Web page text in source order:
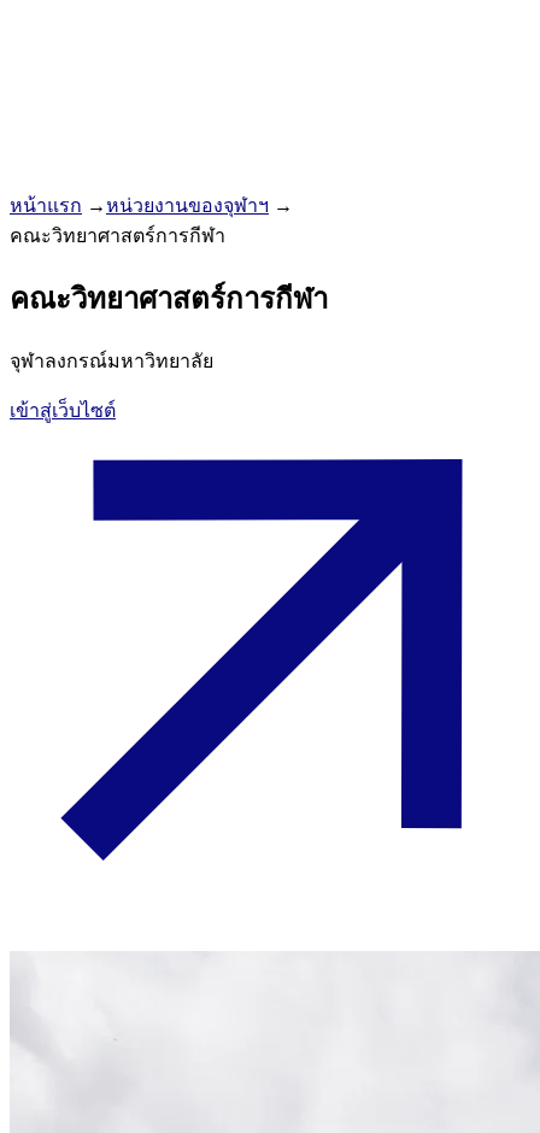
หน้าแรก →หน่วยงานของจุฬาฯ →
คณะวิทยาศาสตร์การกีฬา
คณะวิทยาศาสตร์การกีฬา
จุฬาลงกรณ์มหาวิทยาลัย
เข้าสู่เว็บไซต์